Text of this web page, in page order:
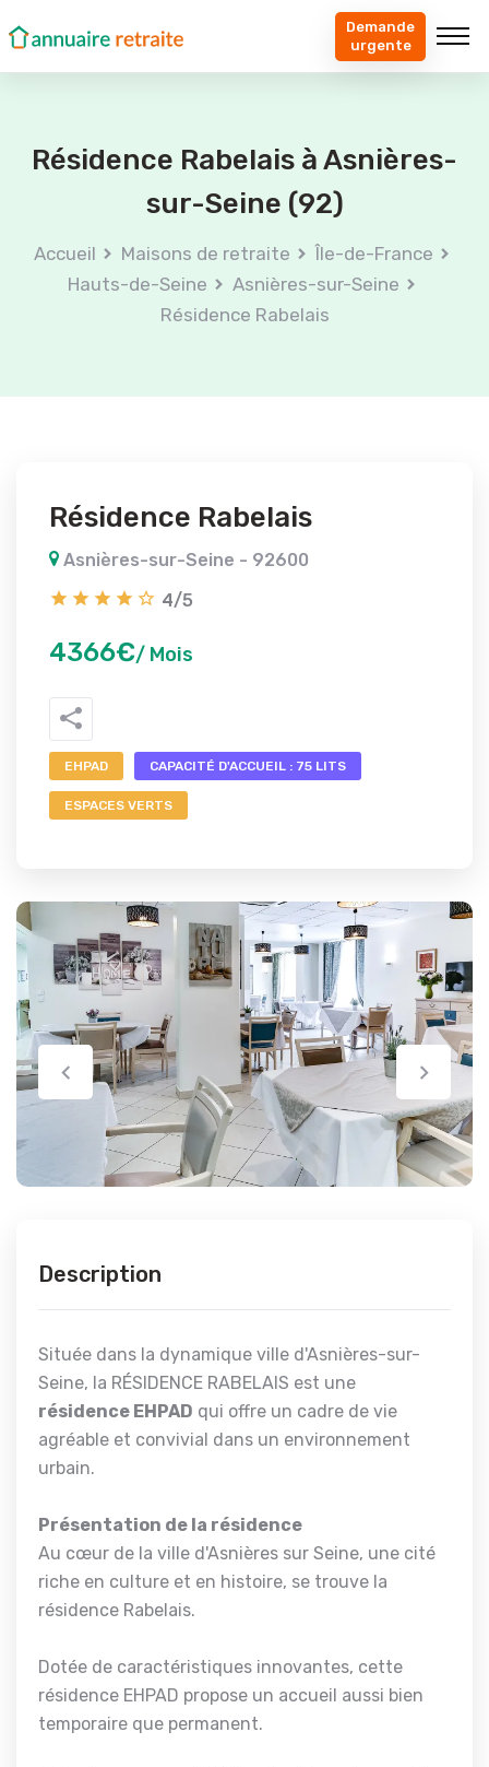
Demande
urgente
Résidence Rabelais à Asnières-
sur-Seine (92)
Accueil Maisons de retraite
Île-de-France
Hauts-de-Seine
Asnières-sur-Seine
Résidence Rabelais
Résidence Rabelais
Asnières-sur-Seine - 92600
4/5
4366€/ Mois
EHPAD CAPACITÉ D'ACCUEIL : 75 LITS
ESPACES VERTS
Description
Située dans la dynamique ville d'Asnières-sur-
Seine, la RÉSIDENCE RABELAIS est une
résidence EHPAD qui offre un cadre de vie
agréable et convivial dans un environnement
urbain.
Présentation de la résidence
Au cœur de la ville d'Asnières sur Seine, une cité
riche en culture et en histoire, se trouve la
résidence Rabelais.
Dotée de caractéristiques innovantes, cette
résidence EHPAD propose un accueil aussi bien
temporaire que permanent.